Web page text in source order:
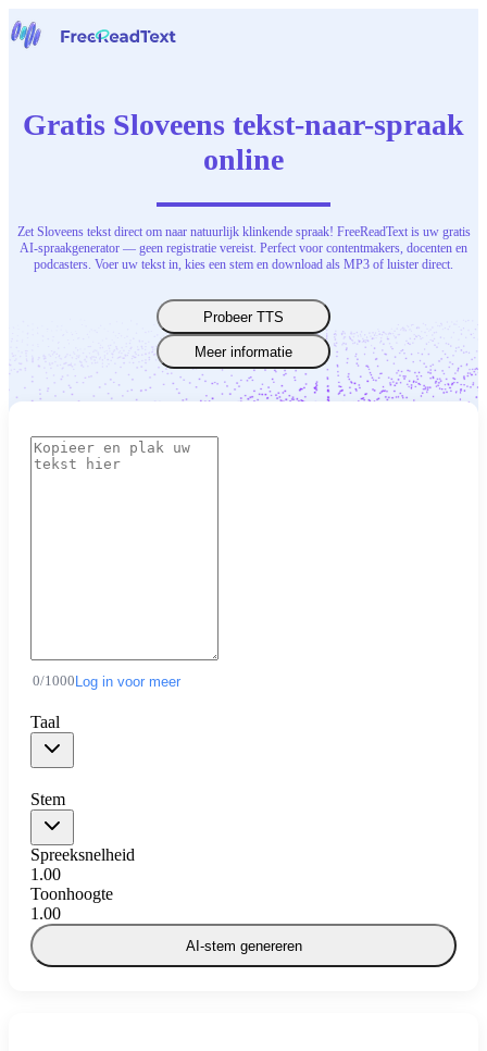
Gereedschap
Nederlands
Gratis Sloveens tekst-naar-spraak
online
Zet Sloveens tekst direct om naar natuurlijk klinkende spraak! FreeReadText is uw gratis
AI-spraakgenerator — geen registratie vereist. Perfect voor contentmakers, docenten en
podcasters. Voer uw tekst in, kies een stem en download als MP3 of luister direct.
Probeer TTS
Meer informatie
0/1000 Log in voor meer
Taal
Stem
Spreeksnelheid
1.00
Toonhoogte
1.00
AI-stem genereren